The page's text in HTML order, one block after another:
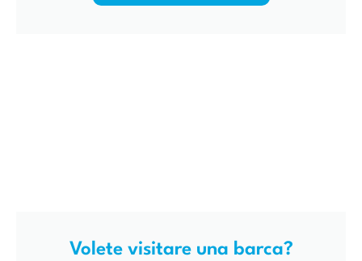
Volete visitare una barca?